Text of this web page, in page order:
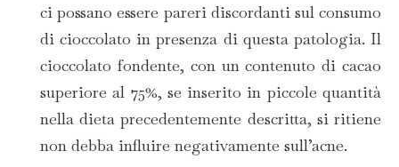
ci possano essere pareri discordanti sul consumo
di cioccolato in presenza di questa patologia. Il
cioccolato fondente, con un contenuto di cacao
superiore al 75%, se inserito in piccole quantità
nella dieta precedentemente descritta, si ritiene
non debba influire negativamente sull’acne.